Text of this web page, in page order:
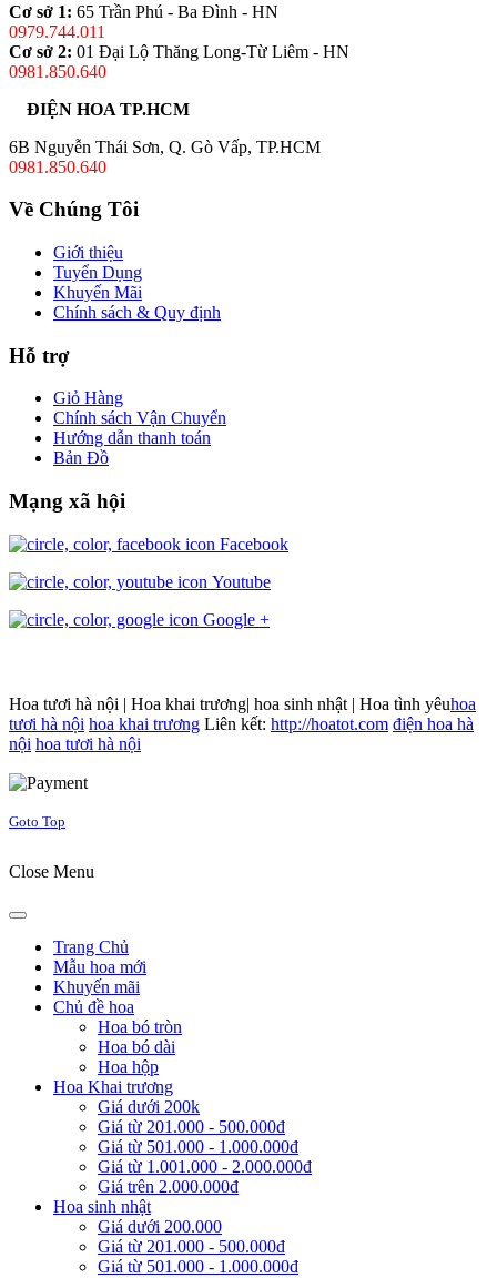
Cơ sở 1: 65 Trần Phú - Ba Đình - HN
0979.744.011
Cơ sở 2: 01 Đại Lộ Thăng Long-Từ Liêm - HN
0981.850.640
ĐIỆN HOA TP.HCM
6B Nguyễn Thái Sơn, Q. Gò Vấp, TP.HCM
0981.850.640
Về Chúng Tôi
Giới thiệu
Tuyển Dụng
Khuyến Mãi
Chính sách & Quy định
Hỗ trợ
Giỏ Hàng
Chính sách Vận Chuyển
Hướng dẫn thanh toán
Bản Đồ
Mạng xã hội
Facebook
Youtube
Google +
Hoa tươi hà nội | Hoa khai trương| hoa sinh nhật | Hoa tình yêuhoa
tươi hà nội hoa khai trương Liên kết: http://hoatot.com điện hoa hà
nội hoa tươi hà nội
Goto Top
Close Menu
Trang Chủ
Mẫu hoa mới
Khuyến mãi
Chủ đề hoa
Hoa bó tròn
Hoa bó dài
Hoa hộp
Hoa Khai trương
Giá dưới 200k
Giá từ 201.000 - 500.000đ
Giá từ 501.000 - 1.000.000đ
Giá từ 1.001.000 - 2.000.000đ
Giá trên 2.000.000đ
Hoa sinh nhật
Giá dưới 200.000
Giá từ 201.000 - 500.000đ
Giá từ 501.000 - 1.000.000đ